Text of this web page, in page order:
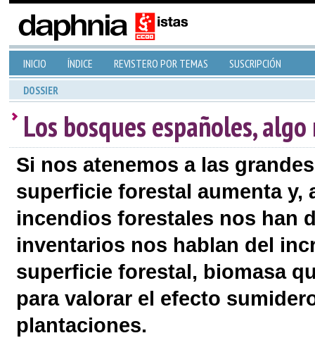
INICIO ÍNDICE REVISTERO POR TEMAS SUSCRIPCIÓN
DOSSIER
Los bosques españoles,
Si nos atenemos a las
superficie forestal aumenta y,
incendios forestales nos han
inventarios nos hablan del
superficie forestal, biomasa
para valorar el efecto
plantaciones.